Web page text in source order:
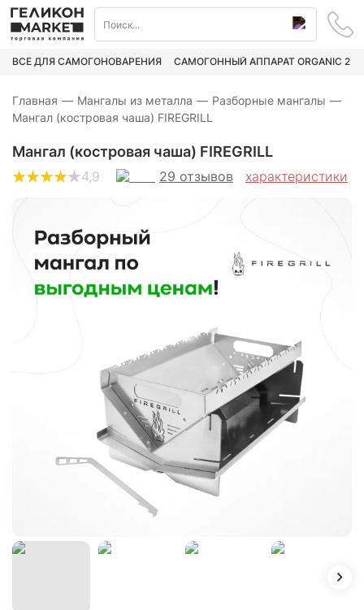
ВСЁ ДЛЯ САМОГОНОВАРЕНИЯ САМОГОННЫЙ АППАРАТ ORGANIC 2
Главная — Мангалы из металла — Разборные мангалы —
Мангал (костровая чаша) FIREGRILL
Мангал (костровая чаша) FIREGRILL
4,9 29 отзывов характеристики